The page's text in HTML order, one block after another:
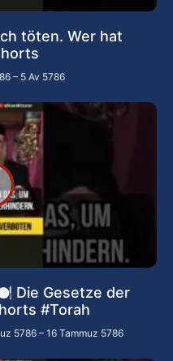
töten. Wer hat
– 5 Av 5786
Die Gesetze der
#Torah
5786 – 16 Tammuz 5786